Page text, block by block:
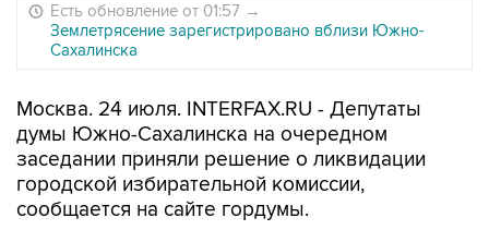
Есть обновление от 01:57 →
Землетрясение зарегистрировано вблизи Южно-
Сахалинска
Москва. 24 июля. INTERFAX.RU - Депутаты
думы Южно-Сахалинска на очередном
заседании приняли решение о ликвидации
городской избирательной комиссии,
сообщается на сайте гордумы.